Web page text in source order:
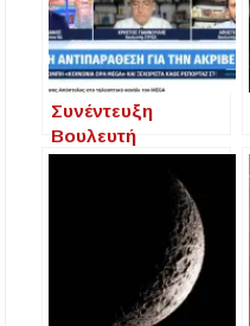
Συνέντευξη
Βουλευτή
Χαλκιδικής κ.Πάνα
Απόστολου MEGA
και την εκπομπή
«Κοινωνία Ώρα